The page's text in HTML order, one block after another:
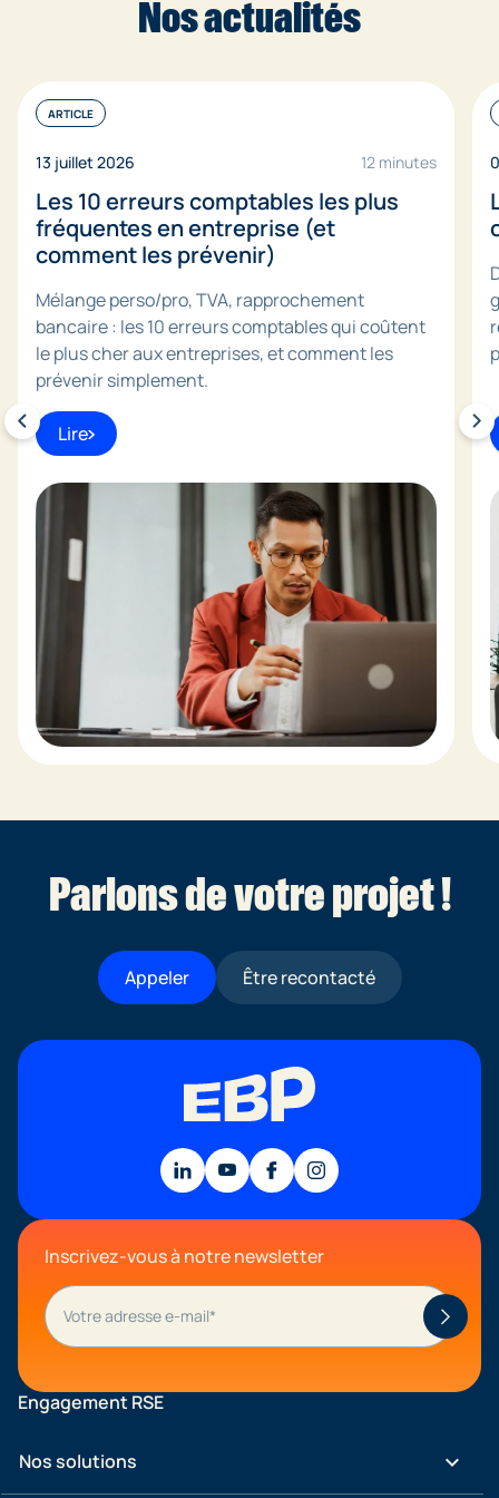
Nos actualités
ARTICLE
13 juillet 2026 12 minutes
Les 10 erreurs comptables les plus
fréquentes en entreprise (et
comment les prévenir)
Mélange perso/pro, TVA, rapprochement
bancaire : les 10 erreurs comptables qui coûtent
le plus cher aux entreprises, et comment les
prévenir simplement.
Lire
Parlons de votre projet !
Appeler Être recontacté
Inscrivez-vous à notre newsletter
Engagement RSE
Nos solutions keyboard_arrow_down